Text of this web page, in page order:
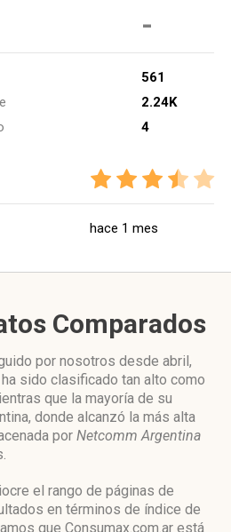
-
561
2.24K
4
hace 1 mes
Comparados
por nosotros desde abril,
sido clasificado tan alto como
que la mayoría de su
donde alcanzó la más alta
por Netcomm Argentina
el rango de páginas de
en términos de índice de
que Consumax.com.ar está